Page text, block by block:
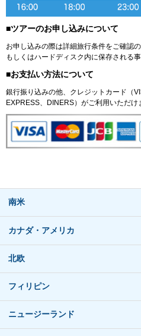
■ツアーのお申し込みについて
お申し込みの際は詳細旅行条件をご確認
もしくはハードディスク内に保存される
■お支払い方法について
銀行振り込みの他、クレジットカード（
EXPRESS、DINERS）がご利用いただけ
南米
カナダ・アメリカ
北欧
フィリピン
ニュージーランド